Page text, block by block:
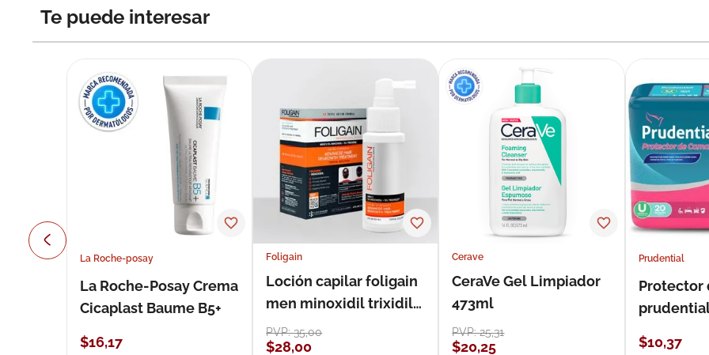
Te puede interesar
La Roche-posay
La Roche-Posay Crema
Cicaplast Baume B5+
$16,17
Foligain
Loción capilar foligain
men minoxidil trixidil
loción 59 ml
PVP:35,00
$28,00
Cerave
CeraVe Gel Limpiador
473ml
PVP:25,31
$20,25
Prudential
Protector
$10,37